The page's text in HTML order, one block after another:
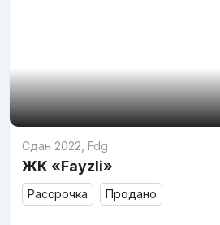
Сдан 2022 Fdg
ЖК «Fayzli»
Рассрочка Продано